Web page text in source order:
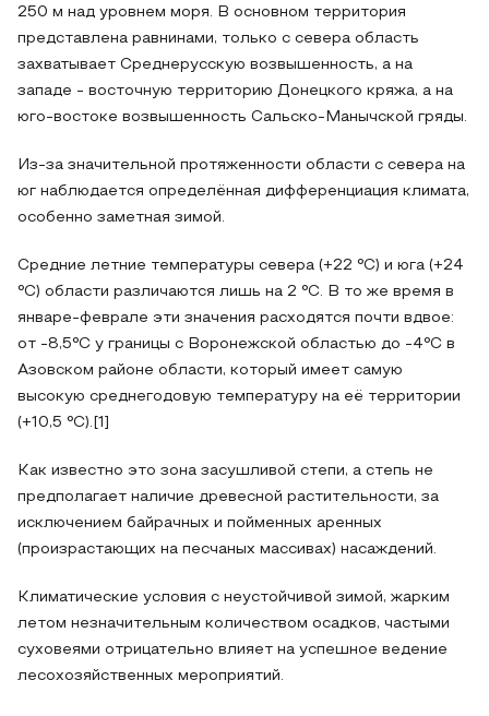
250 м над уровнем моря. В основном территория
представлена равнинами, только с севера область
захватывает Среднерусскую возвышенность, а на
западе - восточную территорию Донецкого кряжа, а на
юго-востоке возвышенность Сальско-Манычской гряды.
Из-за значительной протяженности области с севера на
юг наблюдается определённая дифференциация климата,
особенно заметная зимой.
Средние летние температуры севера (+22 °С) и юга (+24
°С) области различаются лишь на 2 °С. В то же время в
январе-феврале эти значения расходятся почти вдвое:
от -8,5°С у границы с Воронежской областью до -4°С в
Азовском районе области, который имеет самую
высокую среднегодовую температуру на её территории
(+10,5 °С).[1]
Как известно это зона засушливой степи, а степь не
предполагает наличие древесной растительности, за
исключением байрачных и пойменных аренных
(произрастающих на песчаных массивах) насаждений.
Климатические условия с неустойчивой зимой, жарким
летом незначительным количеством осадков, частыми
суховеями отрицательно влияет на успешное ведение
лесохозяйственных мероприятий.